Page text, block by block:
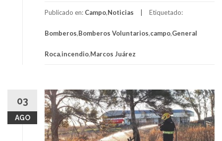
Publicado en: Campo,Noticias Etiquetado:
Bomberos,Bomberos Voluntarios,campo,General
Roca,incendio,Marcos Juárez
03
AGO